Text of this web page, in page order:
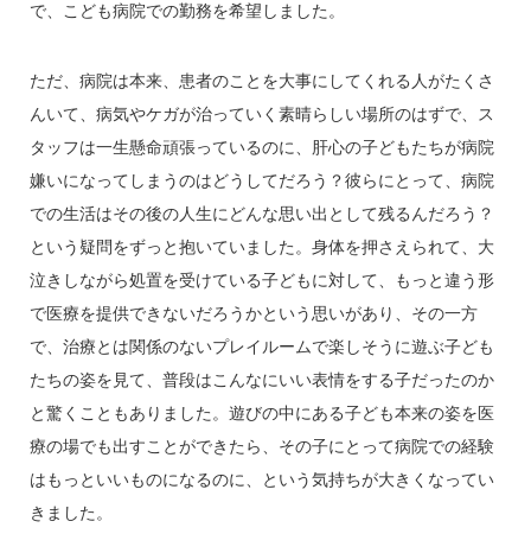
で、こども病院での勤務を希望しました。
ただ、病院は本来、患者のことを大事にしてくれる人がたくさ
んいて、病気やケガが治っていく素晴らしい場所のはずで、ス
タッフは一生懸命頑張っているのに、肝心の子どもたちが病院
嫌いになってしまうのはどうしてだろう？彼らにとって、病院
での生活はその後の人生にどんな思い出として残るんだろう？
という疑問をずっと抱いていました。身体を押さえられて、大
泣きしながら処置を受けている子どもに対して、もっと違う形
で医療を提供できないだろうかという思いがあり、その一方
で、治療とは関係のないプレイルームで楽しそうに遊ぶ子ども
たちの姿を見て、普段はこんなにいい表情をする子だったのか
と驚くこともありました。遊びの中にある子ども本来の姿を医
療の場でも出すことができたら、その子にとって病院での経験
はもっといいものになるのに、という気持ちが大きくなってい
きました。